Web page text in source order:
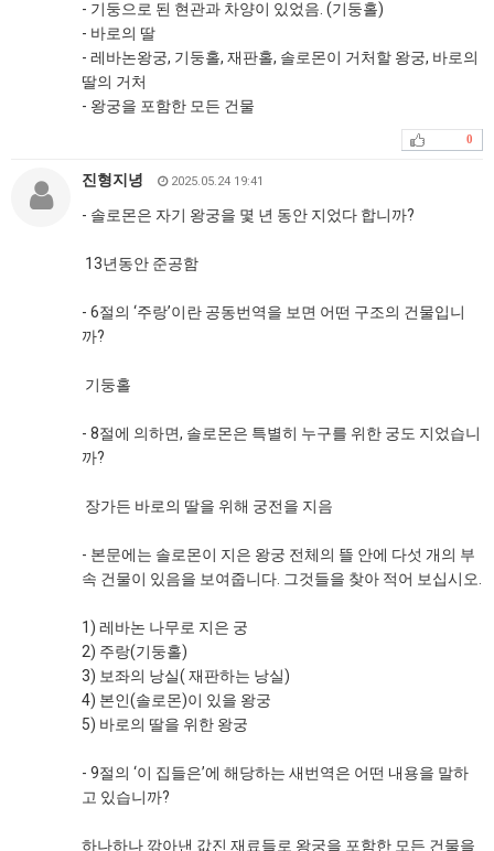
- 기둥으로 된 현관과 차양이 있었음. (기둥홀)
- 바로의 딸
- 레바논왕궁, 기둥홀, 재판홀, 솔로몬이 거처할 왕궁, 바로의
딸의 거처
- 왕궁을 포함한 모든 건물
0
진형지녕 2025.05.24 19:41
- 솔로몬은 자기 왕궁을 몇 년 동안 지었다 합니까?
13년동안 준공함
- 6절의 ‘주랑’이란 공동번역을 보면 어떤 구조의 건물입니
까?
기둥홀
- 8절에 의하면, 솔로몬은 특별히 누구를 위한 궁도 지었습니
까?
장가든 바로의 딸을 위해 궁전을 지음
- 본문에는 솔로몬이 지은 왕궁 전체의 뜰 안에 다섯 개의 부
속 건물이 있음을 보여줍니다. 그것들을 찾아 적어 보십시오.
1) 레바논 나무로 지은 궁
2) 주랑(기둥홀)
3) 보좌의 낭실( 재판하는 낭실)
4) 본인(솔로몬)이 있을 왕궁
5) 바로의 딸을 위한 왕궁
- 9절의 ‘이 집들은’에 해당하는 새번역은 어떤 내용을 말하
고 있습니까?
하나하나 깎아낸 값진 재료들로 왕궁을 포함한 모든 건물을